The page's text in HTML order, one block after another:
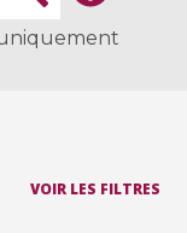
VOIR LES FILTRES